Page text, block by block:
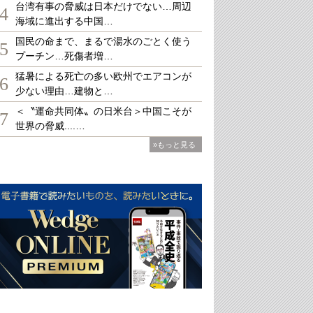
4
台湾有事の脅威は日本だけでない…周辺
海域に進出する中国…
5
国民の命まで、まるで湯水のごとく使う
プーチン…死傷者増…
6
猛暑による死亡の多い欧州でエアコンが
少ない理由…建物と…
7
＜〝運命共同体〟の日米台＞中国こそが
世界の脅威....…
»もっと見る